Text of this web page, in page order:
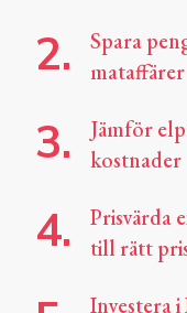
Spara
mataffärer
Jämför
kostnader
Prisvärda
till rätt
Investera